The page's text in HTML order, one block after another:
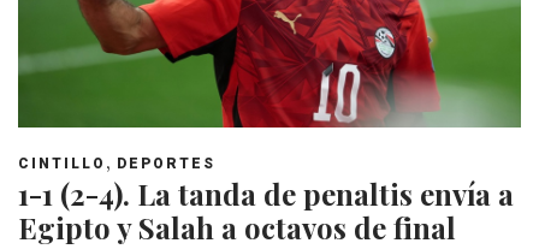
CINTILLO , DEPORTES
1-1 (2-4). La tanda de penaltis envía a
Egipto y Salah a octavos de final